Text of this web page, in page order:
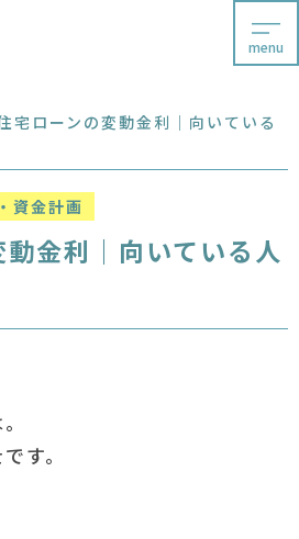
menu
宅ローンの変動金利｜向いている
資金計画
金利｜向いている人
す。